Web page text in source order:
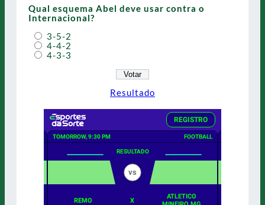
Qual esquema Abel deve usar contra o
Internacional?
3-5-2
4-4-2
4-3-3
Resultado